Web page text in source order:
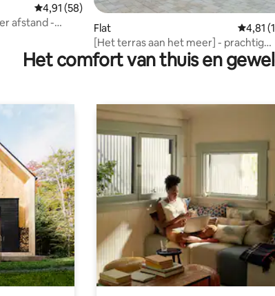
Gemiddelde beoordeling van 4,91 op 5, 58
4,91 (58)
afstand -
Flat
4,81
[Het terras aan het meer] - prachtig
uitzicht op het Gardameer
Het comfort van thuis en